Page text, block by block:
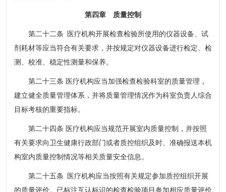
第四章 质量控制
第二十二条 医疗机构开展检查检验所使用的仪器设备、试
剂耗材等应当符合有关要求，并按规定对仪器设备进行检定、检
测、校准、稳定性测量和保养。
第二十三条 医疗机构应当加强检查检验科室的质量管理，
建立健全质量管理体系，并将质量管理情况作为科室负责人综合
目标考核的重要指标。
第二十四条 医疗机构应当规范开展室内质量控制，并按照
有关要求向卫生健康行政部门或者质控组织及时、准确报送本机
构室内质量控制情况等相关质量安全信息。
第二十五条 医疗机构应当按照有关规定参加质控组织开展
的质量评价。已标注互认标识的检查检验项目参加相应质量评价